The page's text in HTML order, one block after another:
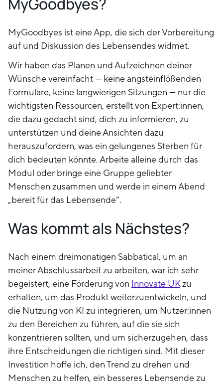
MyGoodbyes ist eine App, die sich der Vorbereitung
auf und Diskussion des Lebensendes widmet.
Wir haben das Planen und Aufzeichnen deiner
Wünsche vereinfacht ⁠— keine angsteinflößenden
Formulare, keine langwierigen Sitzungen ⁠— nur die
wichtigsten Ressourcen, erstellt von Expert:innen,
die dazu gedacht sind, dich zu informieren, zu
unterstützen und deine Ansichten dazu
herauszufordern, was ein gelungenes Sterben für
dich bedeuten könnte. Arbeite alleine durch das
Modul oder bringe eine Gruppe geliebter
Menschen zusammen und werde in einem Abend
„bereit für das Lebensende“.
Was kommt als Nächstes?
Nach einem dreimonatigen Sabbatical, um an
meiner Abschlussarbeit zu arbeiten, war ich sehr
begeistert, eine Förderung von Innovate UKzu
erhalten, um das Produkt weiterzuentwickeln, und
die Nutzung von KI zu integrieren, um Nutzer:innen
zu den Bereichen zu führen, auf die sie sich
konzentrieren sollten, und um sicherzugehen, dass
ihre Entscheidungen die richtigen sind. Mit dieser
Investition hoffe ich, den Trend zu drehen und
Menschen zu helfen, ein besseres Lebensende zu